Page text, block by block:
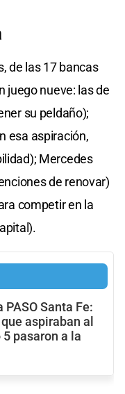
de las 17 bancas
juego nueve: las de
su peldaño);
esa aspiración,
Mercedes
de renovar)
competir en la
PASO Santa Fe:
aspiraban al
pasaron a la